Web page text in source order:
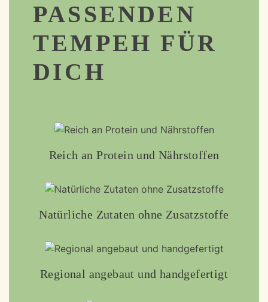
PASSENDEN
TEMPEH FÜR
DICH
Reich an Protein und Nährstoffen
Natürliche Zutaten ohne Zusatzstoffe
Regional angebaut und handgefertigt